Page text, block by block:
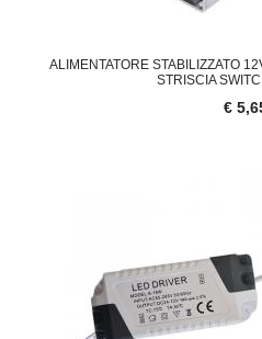
ALIMENTATORE STABILIZZATO
STRISCIA
€